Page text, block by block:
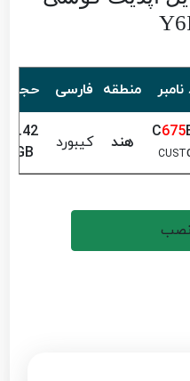
منطقه فارسی حجم
C675
CUST
هند کیبورد
1.42
GB